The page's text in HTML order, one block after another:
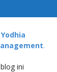
Yodhia
.
ini